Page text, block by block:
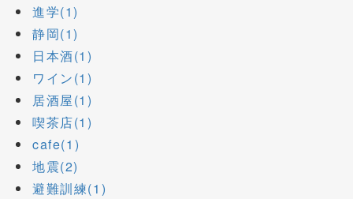
進学(1)
静岡(1)
日本酒(1)
ワイン(1)
居酒屋(1)
喫茶店(1)
cafe(1)
地震(2)
避難訓練(1)